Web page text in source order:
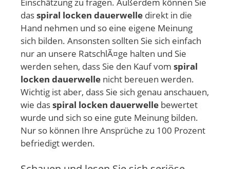
Einschätzung zu fragen. Außerdem können Sie
dasspiral locken dauerwelle direkt in die
Hand nehmen und so eine eigene Meinung
sich bilden. Ansonsten sollten Sie sich einfach
nur an unsere RatschlÃ¤ge halten und Sie
werden sehen, dass Sie den Kauf vom spiral
locken dauerwelle nicht bereuen werden.
Wichtig ist aber, dass Sie sich genau anschauen,
wie dasspiral locken dauerwelle bewertet
wurde und sich so eine gute Meinung bilden.
Nur so können Ihre Ansprüche zu 100 Prozent
befriedigt werden.